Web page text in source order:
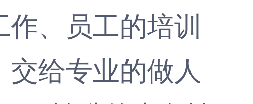
、员工的培训
给专业的做人